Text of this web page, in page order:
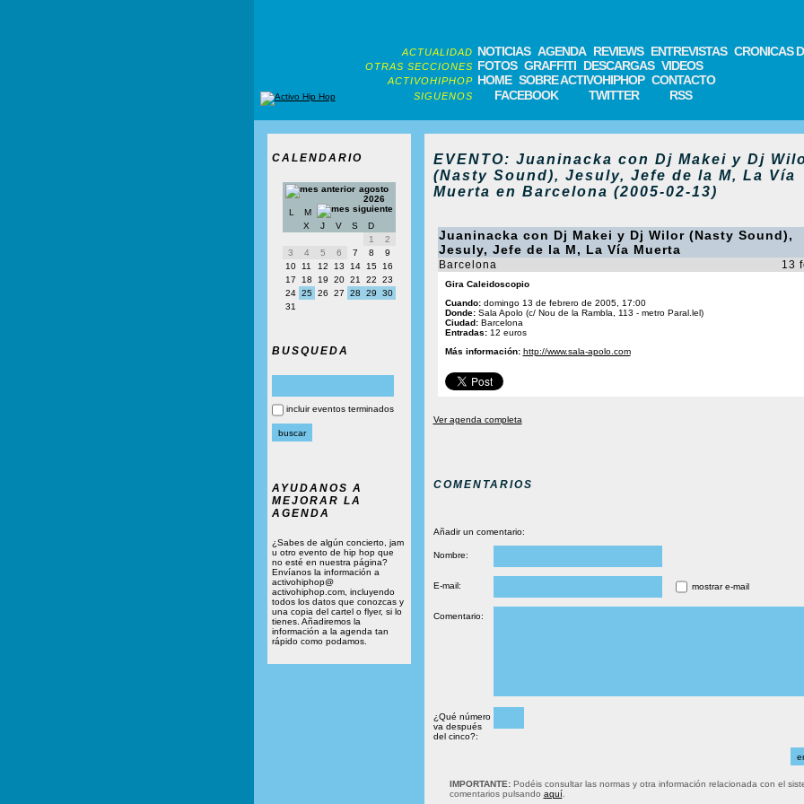
ACTUALIDAD NOTICIAS AGENDA REVIEWS ENTREVISTAS CRONICAS
OTRAS SECCIONES FOTOS GRAFFITI DESCARGAS VIDEOS
ACTIVOHIPHOP HOME SOBRE ACTIVOHIPHOP CONTACTO
SIGUENOS FACEBOOK TWITTER RSS
CALENDARIO
agosto
2026
L
M
X
J V S
D
1
2
3
4 5 6 7 8
9
10
11 12 13 14 15
16
17
18 19 20 21 22
23
24 25 26 27 28 29
30
31
BUSQUEDA
incluir eventos terminados
AYUDANOS A
MEJORAR LA
AGENDA
¿Sabes de algún concierto, jam
u otro evento de hip hop que
no esté en nuestra página?
Envíanos la información a
activohiphop@
activohiphop.com, incluyendo
todos los datos que conozcas y
una copia del cartel o flyer, si lo
tienes. Añadiremos la
información a la agenda tan
rápido como podamos.
EVENTO: Juaninacka con Dj Makei y Dj
(Nasty Sound), Jesuly, Jefe de la M, La Vía
Muerta en Barcelona (2005-02-13)
Juaninacka con Dj Makei y Dj Wilor (Nasty Sound),
Jesuly, Jefe de la M, La Vía Muerta
Barcelona 13
Gira Caleidoscopio
Cuando:domingo 13 de febrero de 2005, 17:00
Donde:Sala Apolo (c/ Nou de la Rambla, 113 - metro Paral.lel)
Ciudad:Barcelona
Entradas: 12 euros
Más información: http://www.sala-apolo.com
Ver agenda completa
COMENTARIOS
Añadir un comentario:
Nombre:
E-mail: mostrar e-mail
Comentario:
¿Qué número
va después
del cinco?:
IMPORTANTE:Podéis consultar las normas y otra información relacionada con el
comentarios pulsando aquí.